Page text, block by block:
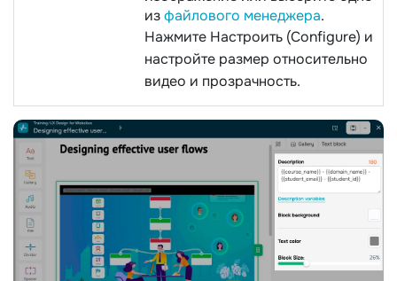
изфайлового менеджера.
Нажмите Настроить (Configure) и
настройте размер относительно
видео и прозрачность.